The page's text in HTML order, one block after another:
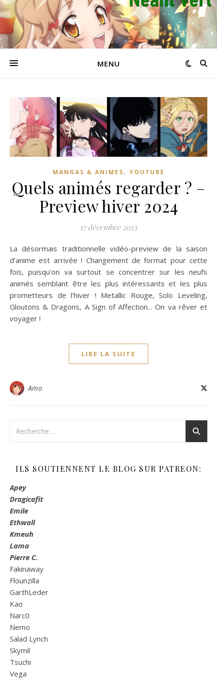
MENU
MANGAS & ANIMES, YOUTUBE
Quels animés regarder ? –
Preview hiver 2024
17 décembre 2023
La désormais traditionnelle vidéo-preview de la saison
d'anime est arrivée ! Changement de format pour cette
fois, puisqu'on va surtout se concentrer sur les neufs
animés semblant être les plus intéressants et les plus
prometteurs de l'hiver ! Metallic Rouge, Solo Leveling,
Gloutons & Dragons, A Sign of Affection... On va rêver et
voyager !
LIRE LA SUITE
Amo
ILS SOUTIENNENT LE BLOG SUR PATREON:
Apey
Dragicafit
Emile
Ethwall
Kmeuh
Lama
Pierre C.
Fakinaway
Flounzilla
GarthLeder
Kao
Narc0
Nemo
Salad Lynch
Skymil
Tsuchi
Vega